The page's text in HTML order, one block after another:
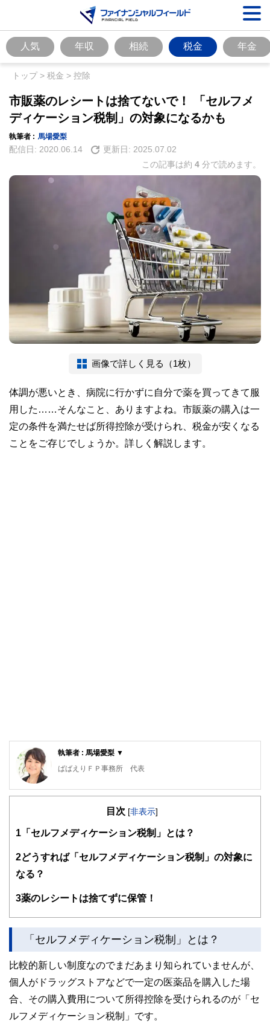
人気 年収 相続 税金 年金
トップ> 税金 > 控除
市販薬のレシートは捨てないで！ 「セルフメ
ディケーション税制」の対象になるかも
執筆者 : 馬場愛梨
配信日: 2020.06.14 更新日: 2025.07.02
この記事は約 4 分で読めます。
画像で詳しく見る（1枚）
体調が悪いとき、病院に行かずに自分で薬を買ってきて服
用した……そんなこと、ありますよね。市販薬の購入は一
定の条件を満たせば所得控除が受けられ、税金が安くなる
ことをご存じでしょうか。詳しく解説します。
執筆者 : 馬場愛梨 ▼
ばばえりＦＰ事務所 代表
自身が過去に「貧困女子」状態でつらい思いをしたことか
つわる業界での勤務を経て、独立。
過去の自分のような、お金や仕事で悩みを抱えつつ毎日がん
と思われて避けられがち、でも大切なお金の話を、ゆるくほ
ぐしてお伝えする仕事をしています。平成元年生まれの大阪
https://babaeri.com/
目次 [非表示]
1 「セルフメディケーション税制」とは？
2どうすれば「セルフメディケーション税制」の対象に
なる？
3薬のレシートは捨てずに保管！
「セルフメディケーション税制」とは？
比較的新しい制度なのでまだあまり知られていませんが、
個人がドラッグストアなどで一定の医薬品を購入した場
合、その購入費用について所得控除を受けられるのが「セ
ルフメディケーション税制」です。